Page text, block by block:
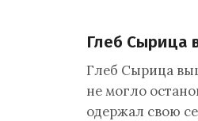
Глеб Сырица
Глеб Сырица
не могло
одержал свою